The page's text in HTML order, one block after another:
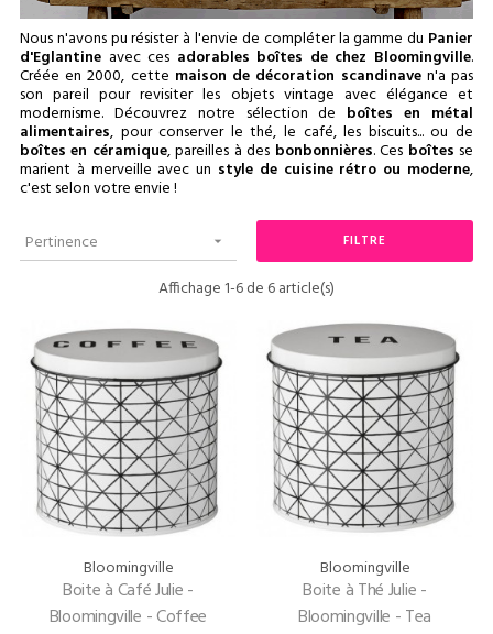
Nous n'avons pu résister à l'envie de compléter la gamme du Panier
d'Eglantine avec ces adorables boîtes de chez Bloomingville.
Créée en 2000, cette maison de décoration scandinaven'a pas
son pareil pour revisiter les objets vintage avec élégance et
modernisme. Découvrez notre sélection de boîtes en métal
alimentaires, pour conserver le thé, le café, les biscuits... ou de
boîtes en céramique, pareilles à des bonbonnières. Ces boîtes se
marient à merveille avec un style de cuisine rétro ou moderne,
c'est selon votre envie !
Pertinence  FILTRE
Affichage 1-6 de 6 article(s)
Bloomingville
Boite à Café Julie -
Bloomingville - Coffee
Bloomingville
Boite à Thé Julie -
Bloomingville - Tea